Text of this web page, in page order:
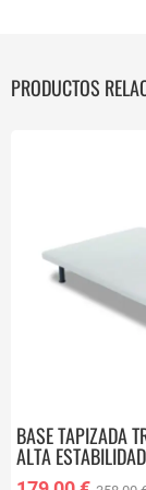
PRODUCTOS
BASE TAPIZADA
ALTA
90X200 CM